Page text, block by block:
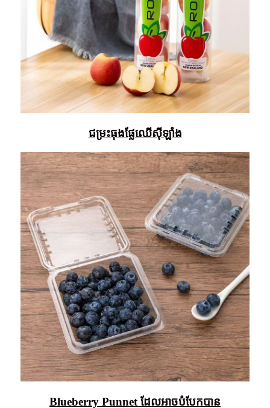
ជម្រះធុងផ្លែឈើស៊ីឡាំង
Blueberry Punnet ដែលអាចបំបែកបាន